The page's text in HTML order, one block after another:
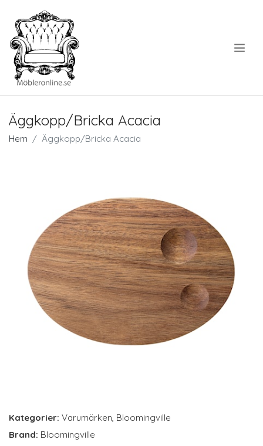
Äggkopp/Bricka Acacia
Hem Äggkopp/Bricka Acacia
Kategorier: Varumärken, Bloomingville
Brand: Bloomingville